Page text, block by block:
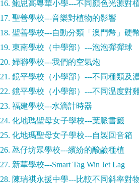
16. 鮑思高粵華小學---不同顏色光源對
17. 聖善學校---音樂對植物的影響
18. 聖善學校---自動分類「澳門幣」硬
19. 東南學校（中學部）---泡泡彈彈球
20. 婦聯學校---我們的空氣炮
21. 鏡平學校（小學部）---不同種類及
22. 鏡平學校（小學部）---不同温度對
23. 福建學校---水滴計時器
24. 化地瑪聖母女子學校---葉脈書籤
25. 化地瑪聖母女子學校---自製回音箱
26. 氹仔坊眾學校---繽紛的酸鹼種植
27. 新華學校---Smart Tag Win Jet Lag
28. 陳瑞祺永援中學---比較不同斜率對